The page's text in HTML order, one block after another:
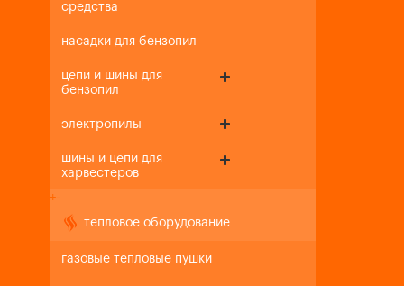
средства
насадки для бензопил
цепи и шины для
бензопил
электропилы
шины и цепи для
харвестеров
+-
тепловое оборудование
газовые тепловые пушки